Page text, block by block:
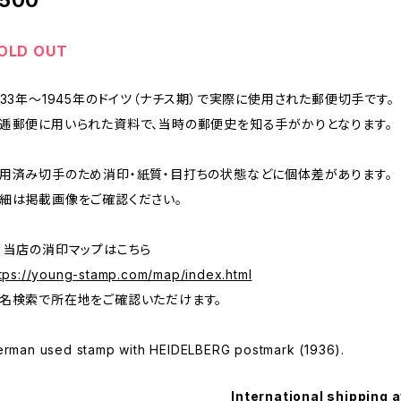
OUT
年～1945年のドイツ（ナチス期）で実際に使用された郵便切手です。
郵便に用いられた資料で、当時の郵便史を知る手がかりとなります。
済み切手のため消印・紙質・目打ちの状態などに個体差があります。
は掲載画像をご確認ください。
店の消印マップはこちら
young-stamp.com/map/index.html
検索で所在地をご確認いただけます。
used stamp with HEIDELBERG postmark (1936).
International shipping